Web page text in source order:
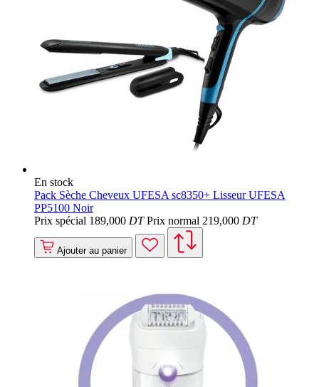
En stock
Pack Sèche Cheveux UFESA sc8350+ Lisseur UFESA
PP5100 Noir
Prix spécial 189,000 DT Prix normal 219,000 DT
Ajouter au panier